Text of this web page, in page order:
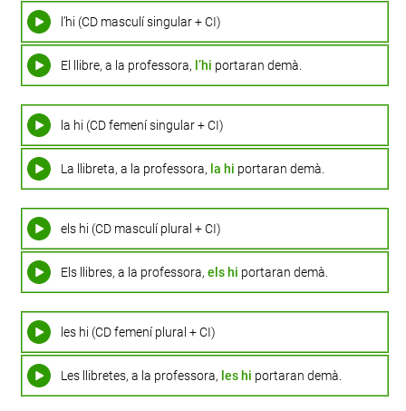
l’hi (CD masculí singular + CI)
El llibre, a la professora, l’hi portaran demà.
la hi (CD femení singular + CI)
La llibreta, a la professora, la hi portaran demà.
els hi (CD masculí plural + CI)
Els llibres, a la professora, els hi portaran demà.
les hi (CD femení plural + CI)
Les llibretes, a la professora, les hi portaran demà.